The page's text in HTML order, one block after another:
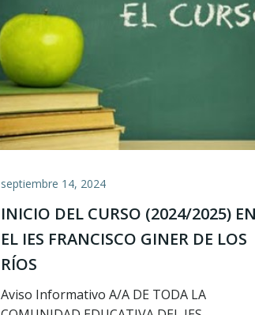
septiembre 14, 2024
INICIO DEL CURSO (2024/2025)
EL IES FRANCISCO GINER DE LOS
RÍOS
Aviso Informativo A/A DE TODA LA